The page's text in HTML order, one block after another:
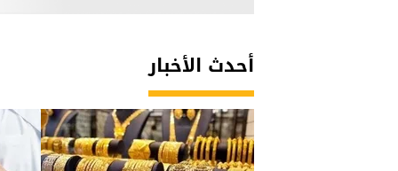
أحدث الأخبار